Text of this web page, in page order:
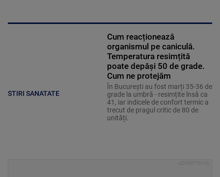
STIRI SANATATE
Cum reacționează
organismul pe caniculă.
Temperatura resimțită
poate depăși 50 de grade.
Cum ne protejăm
În București au fost marți 35-36 de
grade la umbră - resimțite însă ca
41, iar indicele de confort termic a
trecut de pragul critic de 80 de
unități.